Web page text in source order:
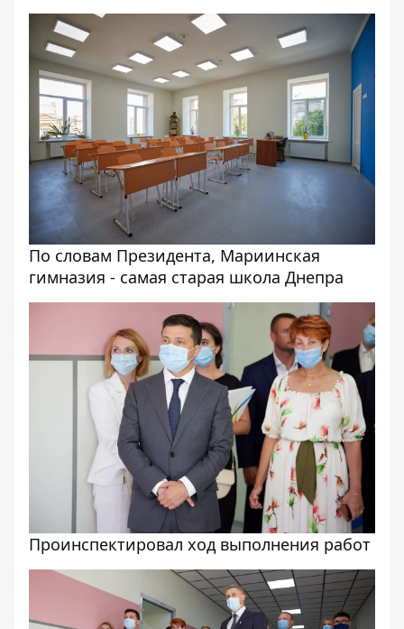
По словам Президента, Мариинская
гимназия - самая старая школа Днепра
Проинспектировал ход выполнения работ